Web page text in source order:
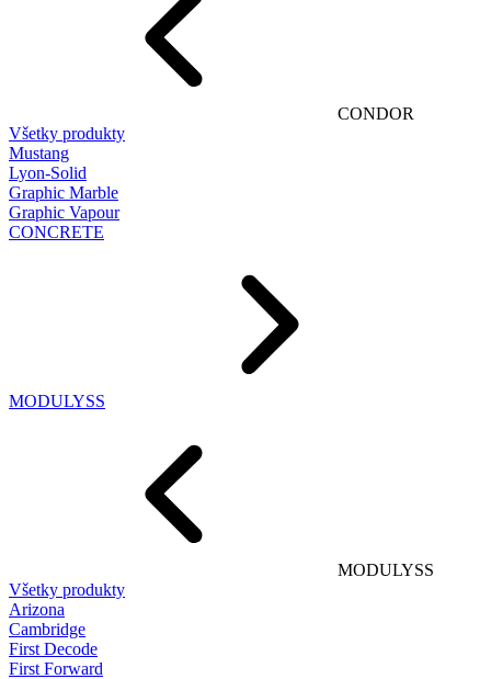
CONDOR
Všetky produkty
Mustang
Lyon-Solid
Graphic Marble
Graphic Vapour
CONCRETE
MODULYSS
MODULYSS
Všetky produkty
Arizona
Cambridge
First Decode
First Forward